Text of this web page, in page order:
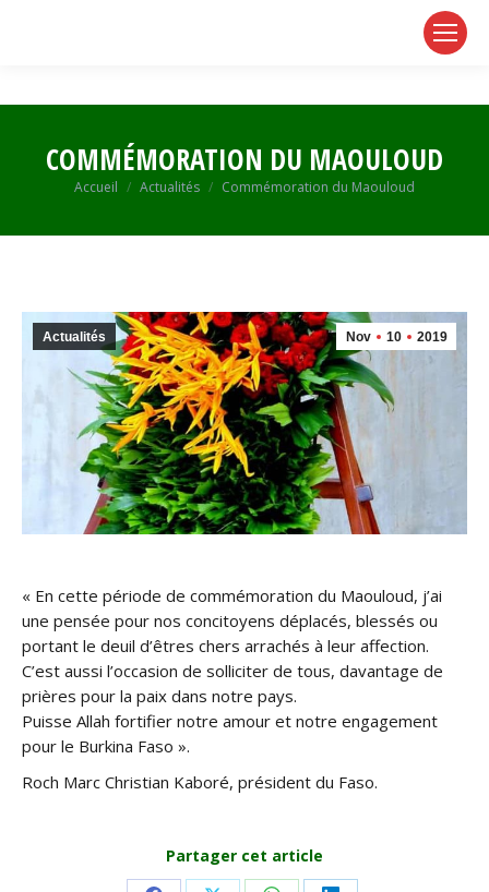
COMMÉMORATION DU MAOULOUD
Vous êtes ici :
Accueil Actualités Commémoration du Maouloud
Nov 10 2019
Actualités
« En cette période de commémoration du Maouloud, j’ai
une pensée pour nos concitoyens déplacés, blessés ou
portant le deuil d’êtres chers arrachés à leur affection.
C’est aussi l’occasion de solliciter de tous, davantage de
prières pour la paix dans notre pays.
Puisse Allah fortifier notre amour et notre engagement
pour le Burkina Faso ».
Roch Marc Christian Kaboré, président du Faso.
Partager cet article